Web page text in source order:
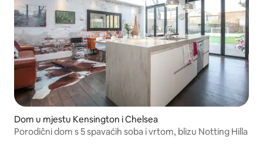
Dom u mjestu Kensington i Chelsea
Porodični dom s 5 spavaćih soba i vrtom, blizu Notting Hilla